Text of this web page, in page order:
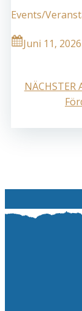
Events/
Juni 11, 2026
Post
NÄCHSTER